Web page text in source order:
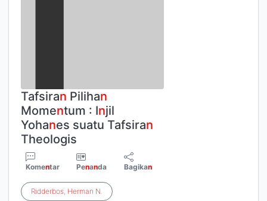
Tafsiran Pilihan
Momentum : Injil
Yohanes suatu Tafsiran
Theologis
Komentar Penanda Bagikan
Ridderbos, Herman N.